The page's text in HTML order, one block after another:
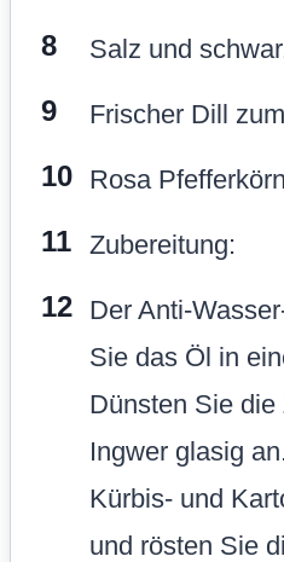
Salz und
Frischer Dill
Rosa
Zubereitung:
Der Anti-
Sie das Öl in
Dünsten Sie
Ingwer glasig
Kürbis- und
und rösten Sie